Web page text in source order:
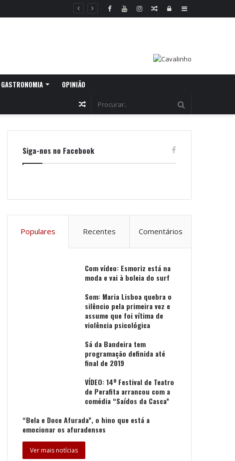
Sidebar
Log
Random
GASTRONOMIA OPINIÃO
Random
Siga-nos no Facebook
Populares Recentes Comentários
Com vídeo: Esmoriz está na
moda e vai à boleia do surf
Som: Maria Lisboa quebra o
silêncio pela primeira vez e
assume que foi vítima de
violência psicológica
Sá da Bandeira tem
programação definida até
final de 2019
VÍDEO: 14º Festival de Teatro
de Perafita arrancou com a
comédia “Saídos da Casca”
“Bela e Doce Afurada”, o hino que está a
emocionar os afuradenses
Ver mais notícias